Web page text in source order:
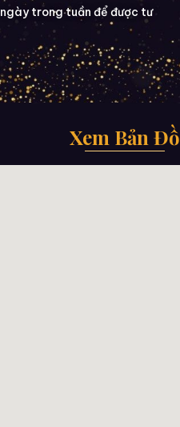
trong tuần để được tư
Xem Bản Đồ